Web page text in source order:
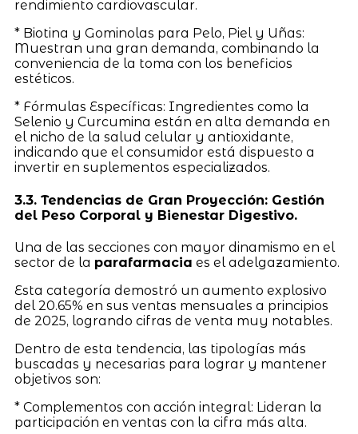
rendimiento cardiovascular.
* Biotina y Gominolas para Pelo, Piel y Uñas:
Muestran una gran demanda, combinando la
conveniencia de la toma con los beneficios
estéticos.
* Fórmulas Específicas: Ingredientes como la
Selenio y Curcumina están en alta demanda en
el nicho de la salud celular y antioxidante,
indicando que el consumidor está dispuesto a
invertir en suplementos especializados.
3.3. Tendencias de Gran Proyección: Gestión
del Peso Corporal y Bienestar Digestivo.
Una de las secciones con mayor dinamismo en el
sector de la parafarmacia es el adelgazamiento.
Esta categoría demostró un aumento explosivo
del 20.65% en sus ventas mensuales a principios
de 2025, logrando cifras de venta muy notables.
Dentro de esta tendencia, las tipologías más
buscadas y necesarias para lograr y mantener
objetivos son:
* Complementos con acción integral: Lideran la
participación en ventas con la cifra más alta.